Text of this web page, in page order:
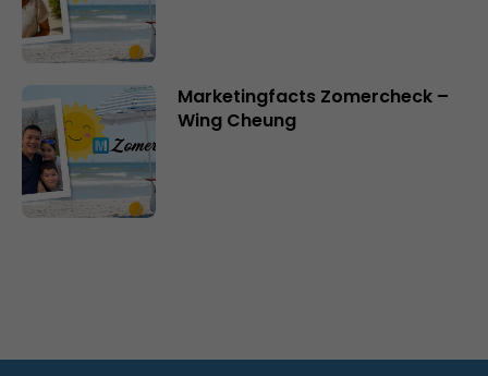
Marketingfacts Zomercheck –
Wing Cheung